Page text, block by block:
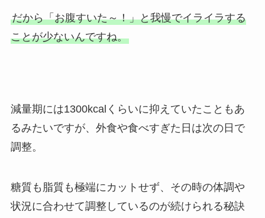
だから「お腹すいた～！」と我慢でイライラする
ことが少ないんですね。
減量期には1300kcalくらいに抑えていたこともあ
るみたいですが、外食や食べすぎた日は次の日で
調整。
糖質も脂質も極端にカットせず、その時の体調や
状況に合わせて調整しているのが続けられる秘訣